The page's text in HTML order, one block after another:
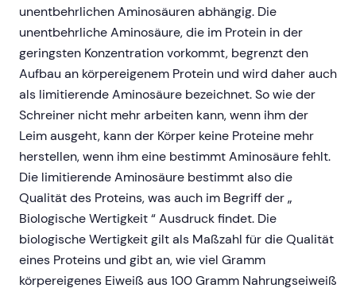
unentbehrlichen Aminosäuren abhängig. Die
unentbehrliche Aminosäure, die im Protein in der
geringsten Konzentration vorkommt, begrenzt den
Aufbau an körpereigenem Protein und wird daher auch
als limitierende Aminosäure bezeichnet. So wie der
Schreiner nicht mehr arbeiten kann, wenn ihm der
Leim ausgeht, kann der Körper keine Proteine mehr
herstellen, wenn ihm eine bestimmt Aminosäure fehlt.
Die limitierende Aminosäure bestimmt also die
Qualität des Proteins, was auch im Begriff der „
Biologische Wertigkeit “ Ausdruck findet. Die
biologische Wertigkeit gilt als Maßzahl für die Qualität
eines Proteins und gibt an, wie viel Gramm
körpereigenes Eiweiß aus 100 Gramm Nahrungseiweiß